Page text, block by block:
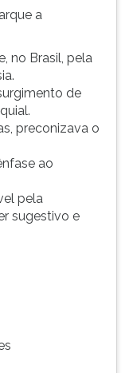
a
no Brasil, pela
de
preconizava o
ao
pela
sugestivo e